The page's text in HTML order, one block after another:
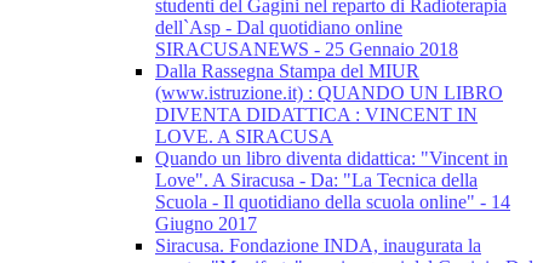
studenti del Gagini nel reparto di Radioterapia
dell`Asp - Dal quotidiano online
SIRACUSANEWS - 25 Gennaio 2018
Dalla Rassegna Stampa del MIUR
(www.istruzione.it) : QUANDO UN LIBRO
DIVENTA DIDATTICA : VINCENT IN
LOVE. A SIRACUSA
Quando un libro diventa didattica: "Vincent in
Love". A Siracusa - Da: "La Tecnica della
Scuola - Il quotidiano della scuola online" - 14
Giugno 2017
Siracusa. Fondazione INDA, inaugurata la